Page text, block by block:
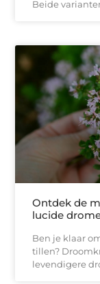
Beide
Ontdek de
lucide
Ben je klaar
tillen?
levendigere